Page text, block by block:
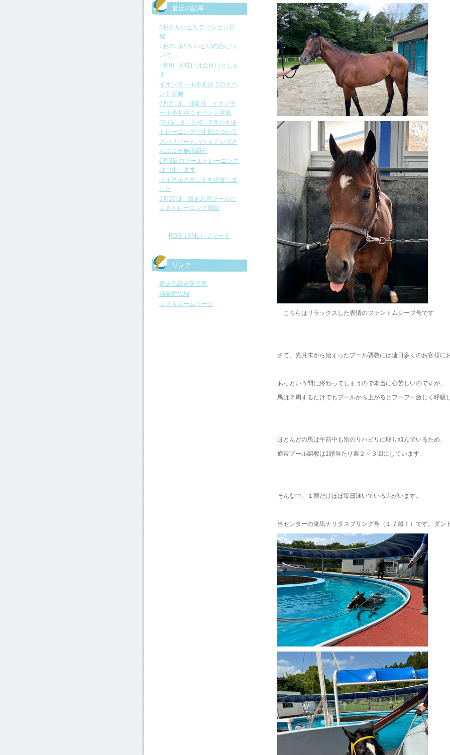
最近の記事
8月のリハビリテーション日
程
7月20日のリハビリ内容につ
いて
7月9日木曜日は全休日としま
す
イオンモール小名浜でのイベ
ント実施
6月21日 日曜日 イオンモ
ール小名浜でイベント実施
(追加しました)6・7月の水泳
トレーニング中止日について
スパリゾートハワイアンズさ
んによる施設紹介
6月3日のプールトレーニング
は中止します
サイクルスタンドを設置しま
した
5月27日 競走馬用プールに
よるトレーニング開始
RSS（XML）フィード
リンク
競走馬総合研究所
函館競馬場
ＪＲＡホームページ
こちらはリラックスした表情のファントムシーフ号です
さて、先月末から始まったプール調教には連日多くのお客様に
あっという間に終わってしまうので本当に心苦しいのですが、
馬は２周するだけでもプールから上がるとフーフー激しく呼吸
ほとんどの馬は午前中も別のリハビリに取り組んでいるため、
通常プール調教は1頭当たり週２～３回にしています。
そんな中、１頭だけほぼ毎日泳いでいる馬がいます。
当センターの乗馬ナリタスプリング号（１７歳！）です。ダン